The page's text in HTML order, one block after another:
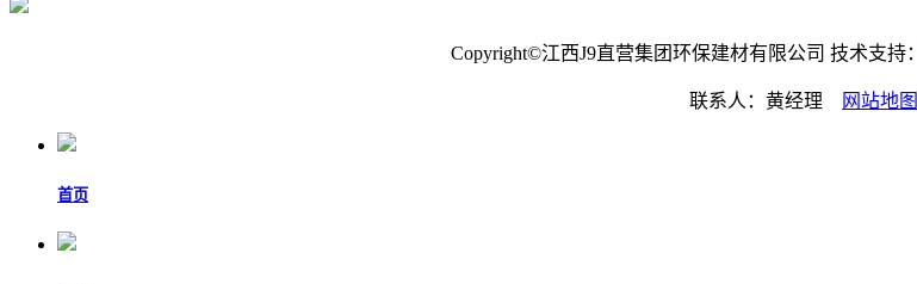
Copyright©江西J9直营集团环保建材有限公司 技术支持：
联系人：黄经理 网站地图
首页